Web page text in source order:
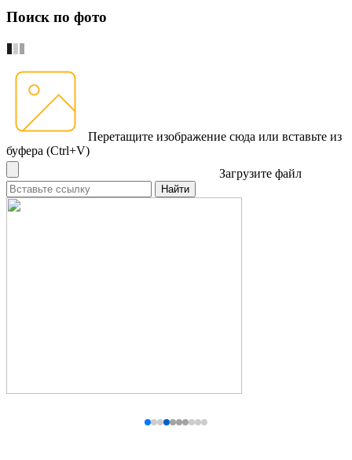
Поиск по фото
Перетащите изображение сюда или вставьте из
буфера (Ctrl+V)
Загрузите файл
Найти